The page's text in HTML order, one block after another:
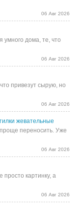
06 Авг 2026
умного дома, те, что
06 Авг 2026
привезут сырую, но
06 Авг 2026
жевательные
переносить. Уже
06 Авг 2026
картинку, а
06 Авг 2026